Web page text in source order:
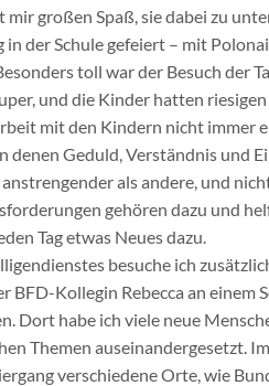
mir großen Spaß, sie dabei zu
der Schule gefeiert – mit
toll war der Besuch der
und die Kinder hatten
mit den Kindern nicht immer
denen Geduld, Verständnis und
als andere, und
gehören dazu und
Tag etwas Neues dazu.
besuche ich
BFD-Kollegin Rebecca an einem
Dort habe ich viele neue
Themen auseinandergesetzt.
verschiedene Orte, wie